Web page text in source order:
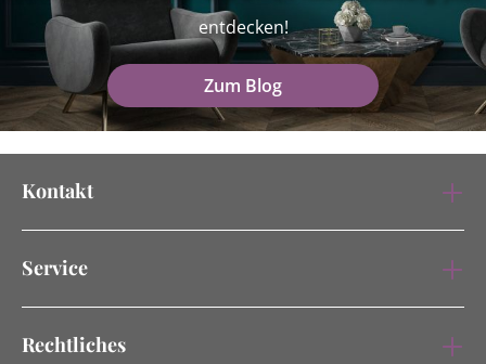
entdecken!
Zum Blog
Kontakt
Service
Rechtliches